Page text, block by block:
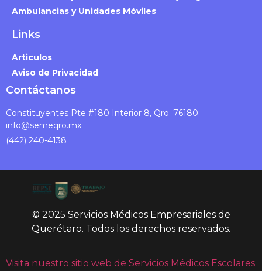
Ambulancias y Unidades Móviles
Links
Articulos
Aviso de Privacidad
Contáctanos
Constituyentes Pte #180 Interior 8, Qro. 76180
info@semeqro.mx
(442) 240-4138
© 2025 Servicios Médicos Empresariales de
Querétaro. Todos los derechos reservados.
Visita nuestro sitio web de Servicios Médicos Escolares